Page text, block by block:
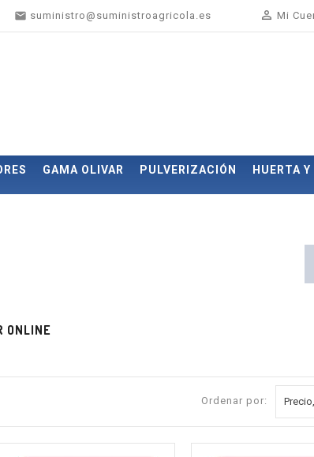
 suministro@suministroagricola.es  Mi
GAMA OLIVAR PULVERIZACIÓN HUERTA
ONLINE
Ordenar por: